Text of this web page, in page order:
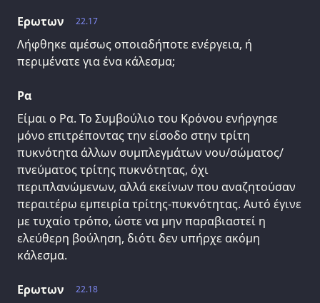
22.17
Ερωτων
Λήφθηκε αμέσως οποιαδήποτε ενέργεια, ή
περιμένατε για ένα κάλεσμα;
Ρα
Είμαι ο Ρα. Το Συμβούλιο του Κρόνου ενήργησε
μόνο επιτρέποντας την είσοδο στην τρίτη
πυκνότητα άλλων συμπλεγμάτων νου/σώματος/
πνεύματος τρίτης πυκνότητας, όχι
περιπλανώμενων, αλλά εκείνων που αναζητούσαν
περαιτέρω εμπειρία τρίτης-πυκνότητας. Αυτό έγινε
με τυχαίο τρόπο, ώστε να μην παραβιαστεί η
ελεύθερη βούληση, διότι δεν υπήρχε ακόμη
κάλεσμα.
22.18
Ερωτων